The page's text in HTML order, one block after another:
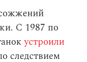
С 1987 по
устроили
следствием